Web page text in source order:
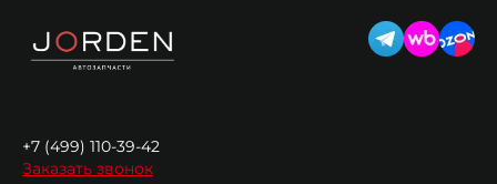
+7 (499) 110-39-42
Заказать звонок